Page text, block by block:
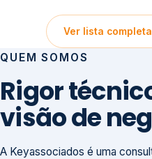
Ver lista
QUEM SOMOS
Rigor
visão de
A Keyassociados é uma